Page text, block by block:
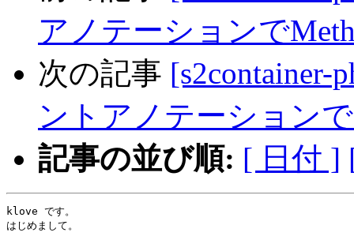
アノテーションで
次の記事 [s2container-
ントアノテーション
記事の並び順: [ 日付 ]
klove です。
はじめまして。